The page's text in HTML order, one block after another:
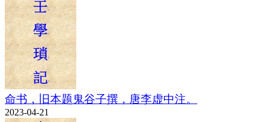
命书，旧本题鬼谷子撰，唐李虚中注。
2023-04-21